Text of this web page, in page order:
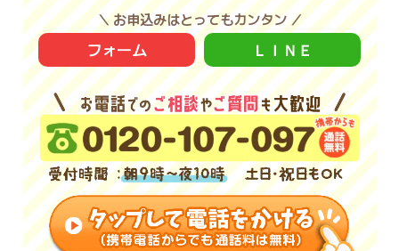
＼ お申込みはとってもカンタン ／
フォーム ＬＩＮＥ